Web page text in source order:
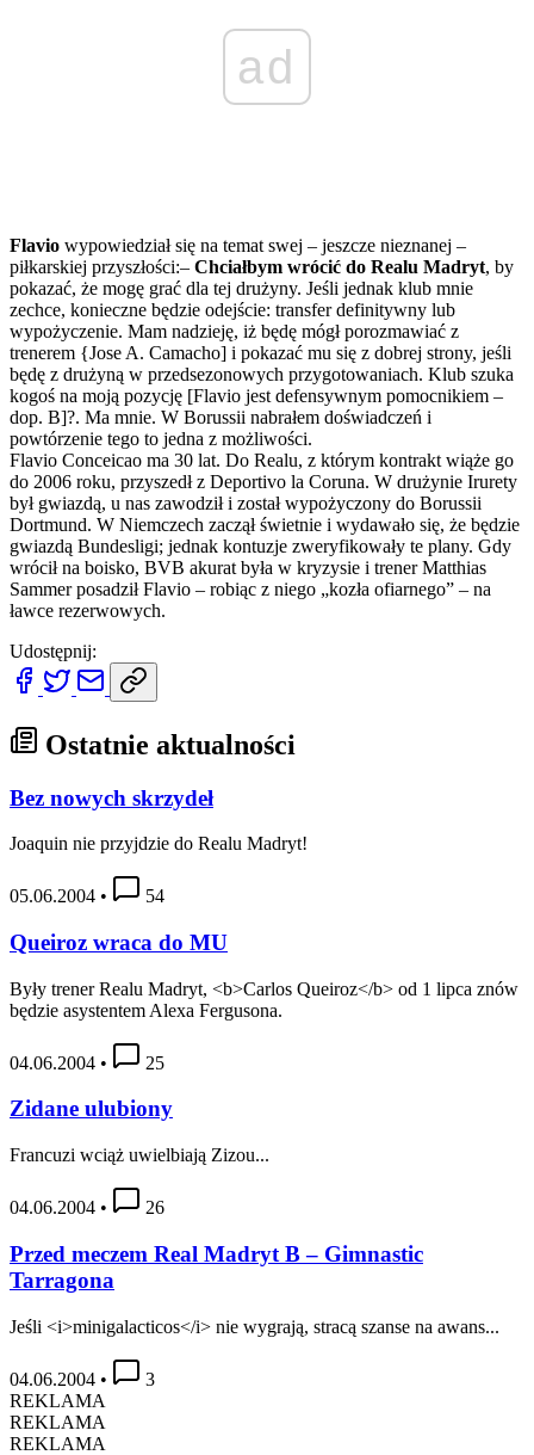
ad
Flavio wypowiedział się na temat swej – jeszcze nieznanej –
piłkarskiej przyszłości:– Chciałbym wrócić do Realu Madryt, by
pokazać, że mogę grać dla tej drużyny. Jeśli jednak klub mnie
zechce, konieczne będzie odejście: transfer definitywny lub
wypożyczenie. Mam nadzieję, iż będę mógł porozmawiać z
trenerem {Jose A. Camacho] i pokazać mu się z dobrej strony, jeśli
będę z drużyną w przedsezonowych przygotowaniach. Klub szuka
kogoś na moją pozycję [Flavio jest defensywnym pomocnikiem –
dop. B]?. Ma mnie. W Borussii nabrałem doświadczeń i
powtórzenie tego to jedna z możliwości.
Flavio Conceicao ma 30 lat. Do Realu, z którym kontrakt wiąże go
do 2006 roku, przyszedł z Deportivo la Coruna. W drużynie Irurety
był gwiazdą, u nas zawodził i został wypożyczony do Borussii
Dortmund. W Niemczech zaczął świetnie i wydawało się, że będzie
gwiazdą Bundesligi; jednak kontuzje zweryfikowały te plany. Gdy
wrócił na boisko, BVB akurat była w kryzysie i trener Matthias
Sammer posadził Flavio – robiąc z niego „kozła ofiarnego” – na
ławce rezerwowych.
Udostępnij:
Ostatnie aktualności
Bez nowych skrzydeł
Joaquin nie przyjdzie do Realu Madryt!
05.06.2004 • 54
Queiroz wraca do MU
Były trener Realu Madryt, <b>Carlos Queiroz</b> od 1 lipca znów
będzie asystentem Alexa Fergusona.
04.06.2004 • 25
Zidane ulubiony
Francuzi wciąż uwielbiają Zizou...
04.06.2004 • 26
Przed meczem Real Madryt B – Gimnastic
Tarragona
Jeśli <i>minigalacticos</i> nie wygrają, stracą szanse na awans...
04.06.2004 •
3
REKLAMA
REKLAMA
REKLAMA